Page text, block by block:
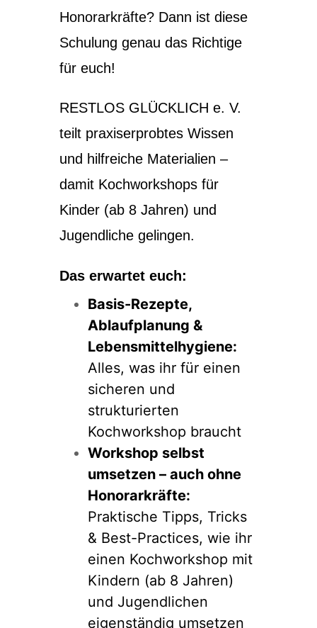
Honorarkräfte? Dann ist diese
Schulung genau das Richtige
für euch!
RESTLOS GLÜCKLICH e. V.
teilt praxiserprobtes Wissen
und hilfreiche Materialien –
damit Kochworkshops für
Kinder (ab 8 Jahren) und
Jugendliche gelingen.
Das erwartet euch:
Basis-Rezepte,
Ablaufplanung &
Lebensmittelhygiene:
Alles, was ihr für einen
sicheren und
strukturierten
Kochworkshop braucht
Workshop selbst
umsetzen – auch ohne
Honorarkräfte:
Praktische Tipps, Tricks
& Best-Practices, wie ihr
einen Kochworkshop mit
Kindern (ab 8 Jahren)
und Jugendlichen
eigenständig umsetzen